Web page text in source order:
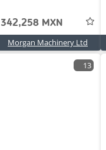
342,258 MXN
Morgan Machinery Ltd
13